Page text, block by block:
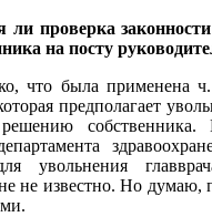
ли проверка
на посту
что была применена
предполагает
собственника.
увольнения
не известно. Но думаю,